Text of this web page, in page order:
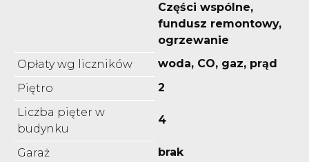
Części wspólne,
fundusz remontowy,
ogrzewanie
Opłaty wg liczników
woda, CO, gaz, prąd
Piętro
2
Liczba pięter w
budynku
4
Garaż
brak